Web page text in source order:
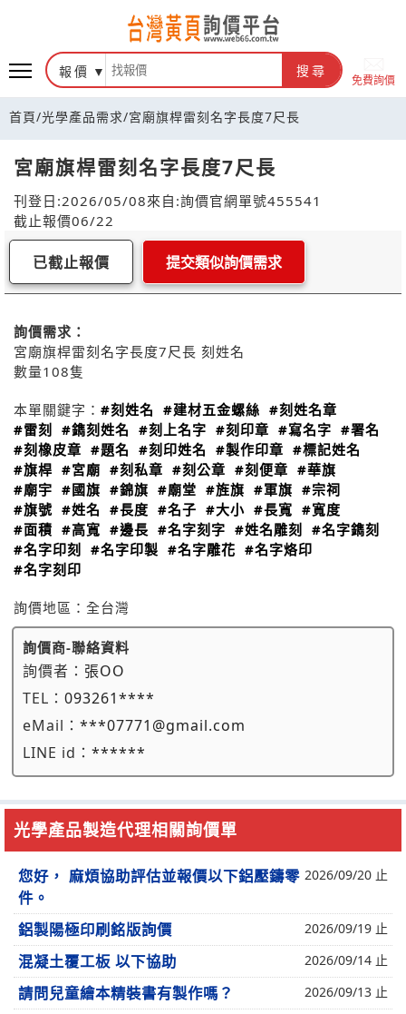
報價 搜尋
免費詢價
首頁/光學產品需求/宮廟旗桿雷刻名字長度7尺長
宮廟旗桿雷刻名字長度7尺長
刊登日:2026/05/08來自:詢價官網單號455541
截止報價06/22
已截止報價 提交類似詢價需求
詢價需求：
宮廟旗桿雷刻名字長度7尺長 刻姓名
數量108隻
本單關鍵字： #刻姓名 #建材五金螺絲 #刻姓名章
#雷刻
#鐫刻姓名 #刻上名字 #刻印章 #寫名字 #署名
#刻橡皮章 #題名 #刻印姓名 #製作印章 #標記姓名
#旗桿 #宮廟 #刻私章 #刻公章 #刻便章 #華旗
#廟宇 #國旗 #錦旗 #廟堂 #旌旗 #軍旗 #宗祠
#旗號 #姓名 #長度 #名子 #大小 #長寬 #寬度
#面積 #高寬 #邊長 #名字刻字 #姓名雕刻
#名字鐫刻
#名字印刻
#名字印製 #名字雕花 #名字烙印
#名字刻印
詢價地區： 全台灣
詢價商-聯絡資料
詢價者： 張OO
TEL： 093261****
eMail： ***07771@gmail.com
LINE id： ******
光學產品製造代理相關詢價單
您好， 麻煩協助評估並報價以下鋁壓鑄零
件。
2026/09/20 止
鋁製陽極印刷銘版詢價 2026/09/19 止
混凝土覆工板 以下協助 2026/09/14 止
請問兒童繪本精裝書有製作嗎？ 2026/09/13 止